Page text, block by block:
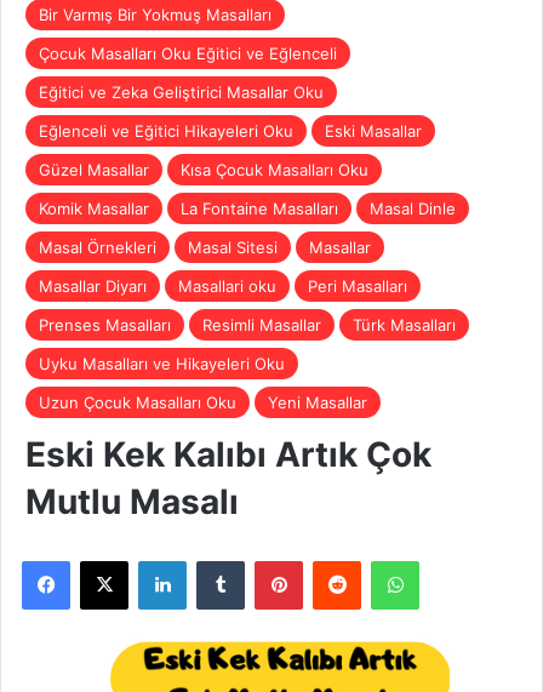
Bir Varmış Bir Yokmuş Masalları
Çocuk Masalları Oku Eğitici ve Eğlenceli
Eğitici ve Zeka Geliştirici Masallar Oku
Eğlenceli ve Eğitici Hikayeleri Oku
Eski Masallar
Güzel Masallar
Kısa Çocuk Masalları Oku
Komik Masallar
La Fontaine Masalları
Masal Dinle
Masal Örnekleri
Masal Sitesi
Masallar
Masallar Diyarı
Masallari oku
Peri Masalları
Prenses Masalları
Resimli Masallar
Türk Masalları
Uyku Masalları ve Hikayeleri Oku
Uzun Çocuk Masalları Oku
Yeni Masallar
Eski Kek Kalıbı Artık Çok
Mutlu Masalı
Facebook
X LinkedInTumblr PinterestReddit WhatsApp